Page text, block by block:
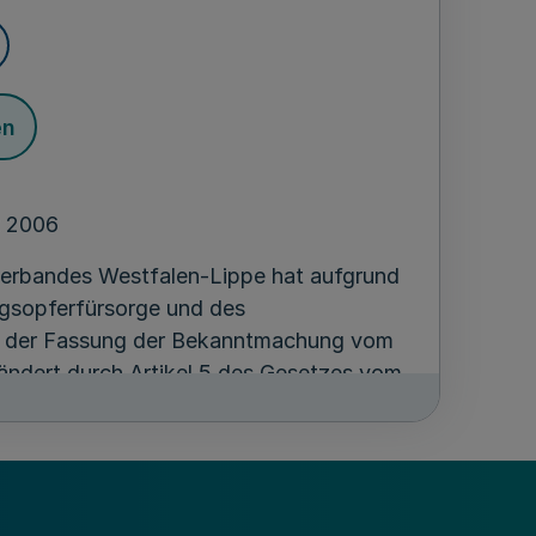
2006
Westfalen-Lippe hat aufgrund
und des
Fassung der Bekanntmachung vom
durch Artikel 5 des Gesetzes vom